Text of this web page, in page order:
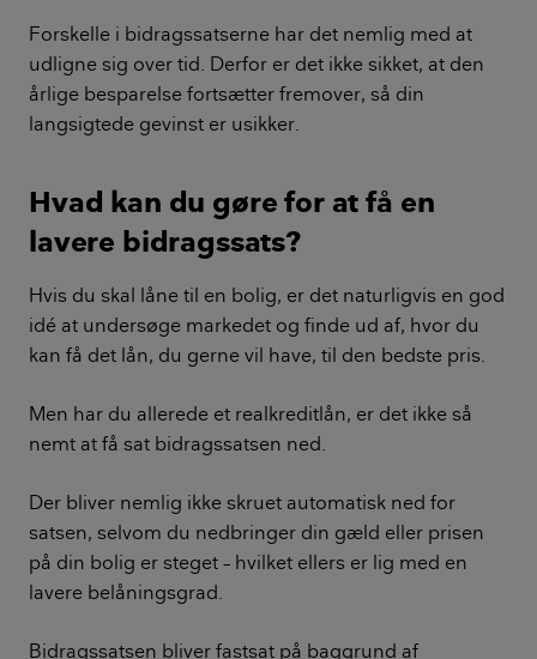
Forskelle i bidragssatserne har det nemlig med at
udligne sig over tid. Derfor er det ikke sikket, at den
årlige besparelse fortsætter fremover, så din
langsigtede gevinst er usikker.
Hvad kan du gøre for at få en
lavere bidragssats?
Hvis du skal låne til en bolig, er det naturligvis en god
idé at undersøge markedet og finde ud af, hvor du
kan få det lån, du gerne vil have, til den bedste pris.
Men har du allerede et realkreditlån, er det ikke så
nemt at få sat bidragssatsen ned.
Der bliver nemlig ikke skruet automatisk ned for
satsen, selvom du nedbringer din gæld eller prisen
på din bolig er steget – hvilket ellers er lig med en
lavere belåningsgrad.
Bidragssatsen bliver fastsat på baggrund af